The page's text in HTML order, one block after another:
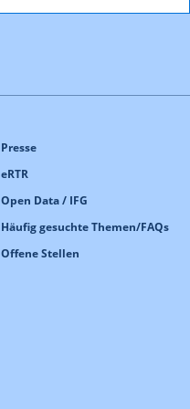
Presse
eRTR
Open Data / IFG
Häufig gesuchte Themen/FAQs
Offene Stellen